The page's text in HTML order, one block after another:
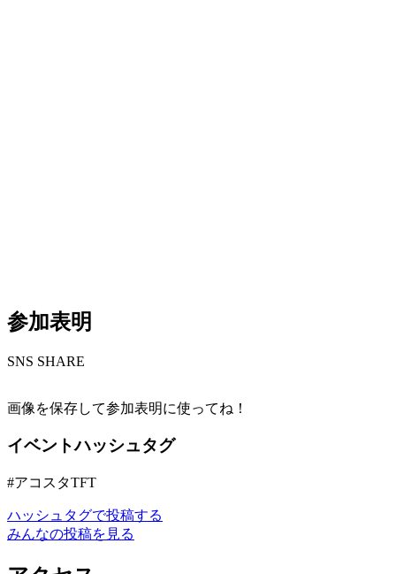
参加表明
SNS SHARE
画像を保存して参加表明に使ってね！
イベントハッシュタグ
#アコスタTFT
ハッシュタグで投稿する
みんなの投稿を見る